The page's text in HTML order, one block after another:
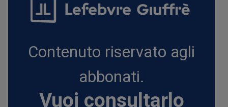
Contenuto riservato agli
abbonati.
Vuoi consultarlo